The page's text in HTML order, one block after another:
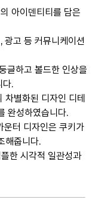
아이덴티티를 담은
광고 등 커뮤니케이션
글하고 볼드한 인상을
다.
차별화된 디자인 디테
완성하였습니다.
운터 디자인은 쿠키가
해줍니다.
한 시각적 일관성과